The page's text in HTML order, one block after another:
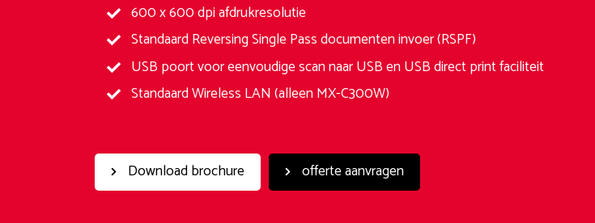
600 x 600 dpi afdrukresolutie
Standaard Reversing Single Pass documenten invoer (RSPF)
USB poort voor eenvoudige scan naar USB en USB direct print faciliteit
Standaard Wireless LAN (alleen MX-C300W)
Download brochure offerte aanvragen